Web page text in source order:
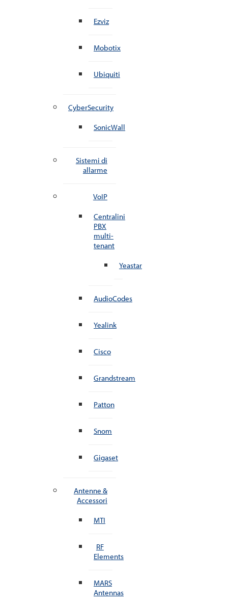
Ezviz
Mobotix
Ubiquiti
CyberSecurity
SonicWall
Sistemi di
allarme
VoIP
Centralini
PBX
multi-
tenant
Yeastar
AudioCodes
Yealink
Cisco
Grandstream
Patton
Snom
Gigaset
Antenne &
Accessori
MTI
RF
Elements
MARS
Antennas